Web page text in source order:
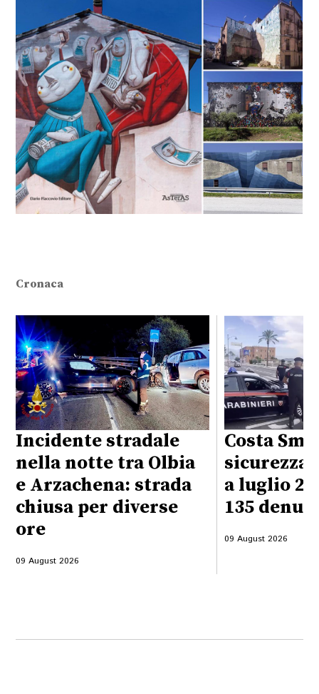
Cronaca
Incidente stradale
nella notte tra Olbia
e Arzachena: strada
chiusa per diverse
ore
09 August 2026
Costa
sicurezza
a luglio
135
09 August 2026